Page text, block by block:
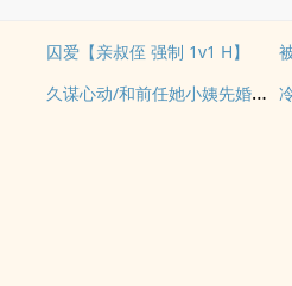
囚爱【亲叔侄 强制 1v1 H】
久谋心动/和前任她小姨先婚后爱